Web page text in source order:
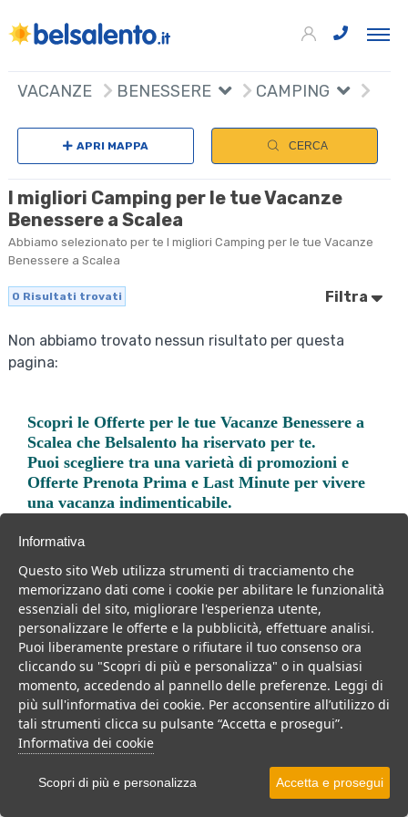
VACANZE BENESSERE CAMPING
APRI MAPPA CERCA
I migliori Camping per le tue Vacanze
Benessere a Scalea
Abbiamo selezionato per te I migliori Camping per le tue Vacanze
Benessere a Scalea
0 Risultati trovati Filtra
Non abbiamo trovato nessun risultato per questa
pagina:
Scopri leOfferte per le tue Vacanze Benessere a
Scalea che Belsalento ha riservato per te.
Puoi scegliere tra una varietà di promozioni e
Offerte Prenota Prima e Last Minute per vivere
una vacanza indimenticabile.
Trova la soluzione migliore per la tua prossima
vacanza.
Noi di belsalento.it abbiamo selezionato per te le migliori mete, i
migliori servizi, le migliori offerte per il tuo prossimo viaggio.
Informativa
Questo sito Web utilizza strumenti di tracciamento che
memorizzano dati come i cookie per abilitare le funzionalità
essenziali del sito, migliorare l'esperienza utente,
personalizzare le offerte e la pubblicità, effettuare analisi.
Puoi liberamente prestare o rifiutare il tuo consenso ora
cliccando su "Scopri di più e personalizza" o in qualsiasi
momento, accedendo al pannello delle preferenze. Leggi di
più sull'informativa dei cookie. Per acconsentire all’utilizzo di
tali strumenti clicca su pulsante “Accetta e prosegui”.
Informativa dei cookie
Scopri di più e personalizza Accetta e prosegui